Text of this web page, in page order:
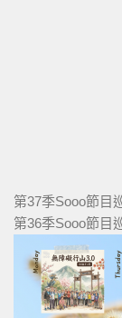
第37季Sooo節目
第36季Sooo節目